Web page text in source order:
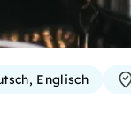
Englisch